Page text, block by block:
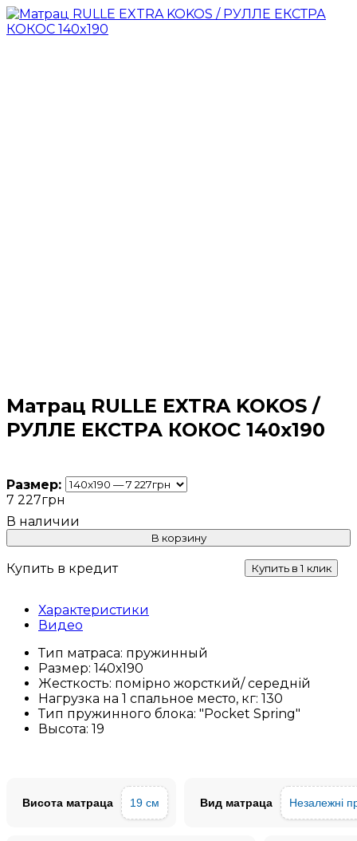
Матрац RULLE EXTRA KOKOS /
РУЛЛЕ ЕКСТРА КОКОС 140x190
Размер:
7 227грн
В корзину
Купить в кредит Купить в 1 клик
Характеристики
Видео
Тип матраса: пружинный
Размер: 140х190
Жесткость: помірно жорсткий/ середній
Нагрузка на 1 спальное место, кг: 130
Тип пружинного блока: "Pocket Spring"
Высота: 19
Висота матраца 19 см Вид матраца Незалежні